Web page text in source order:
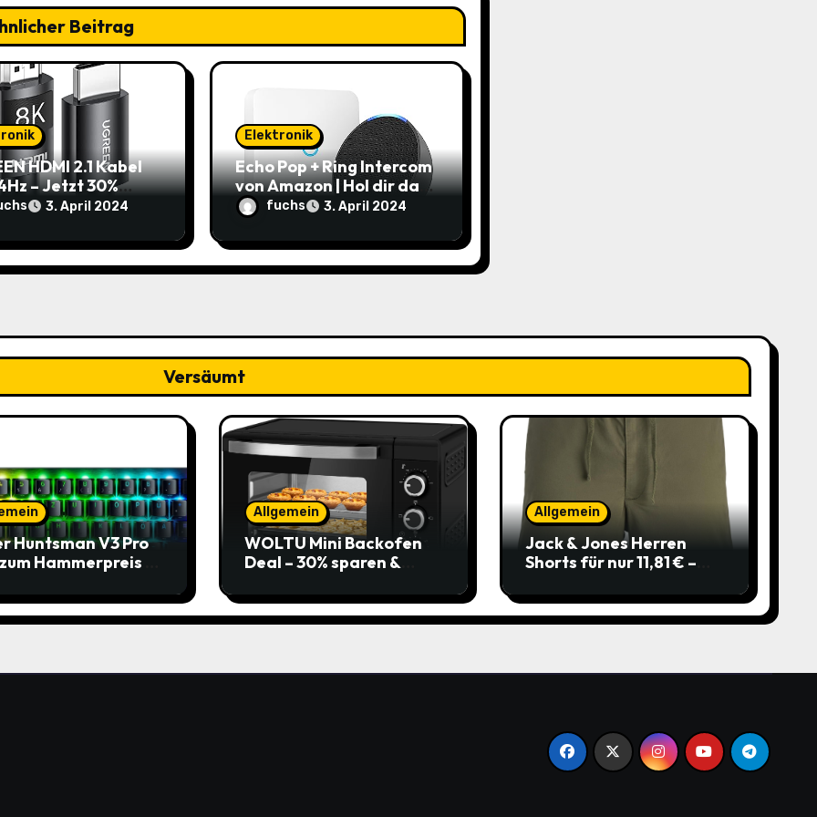
Beitrag
HDMI 2.1 Kabel
– Jetzt 30%
Nur 7,69€ statt
3. April 2024
Elektronik
Echo Pop + Ring Intercom
von Amazon | Hol dir das
smarte Zuhause zum
Schnäppchenpreis!
fuchs 3. April 2024
Versäumt
Huntsman V3 Pro
Hammerpreis –
Allgemein
WOLTU Mini Backofen
Deal – 30% sparen &
Allgemein
Jack & Jones Herren
Shorts für nur 11,81 € –